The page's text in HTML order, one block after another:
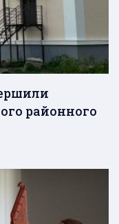
районного